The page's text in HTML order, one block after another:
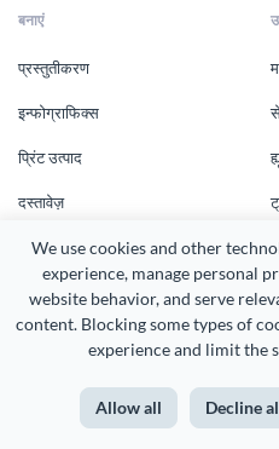
We use cookies and other
experience, manage personal
website behavior, and serve
content. Blocking some types of
experience and limit the
Allow all Decline
बनाएं
प्रस्तुतीकरण
इन्फोग्राफिक्स
प्रिंट उत्पाद
दस्तावेज़
सोशल मीडिया ग्राफिक्स
ग्राफ्स
वीडियो